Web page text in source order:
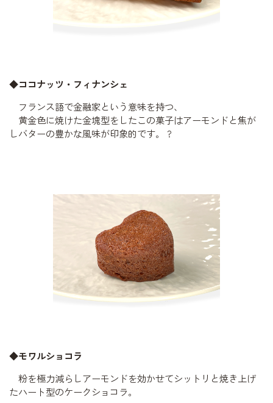
◆ココナッツ・フィナンシェ
フランス語で金融家という意味を持つ、
黄金色に焼けた金塊型をしたこの菓子はアーモンドと焦が
しバターの豊かな風味が印象的です。
?
◆モワルショコラ
粉を極力減らしアーモンドを効かせてシットリと焼き上げ
たハート型のケークショコラ。